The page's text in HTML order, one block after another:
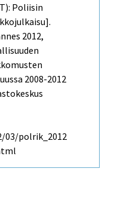
Poliisin
2012,
2008-2012
polrik_2012